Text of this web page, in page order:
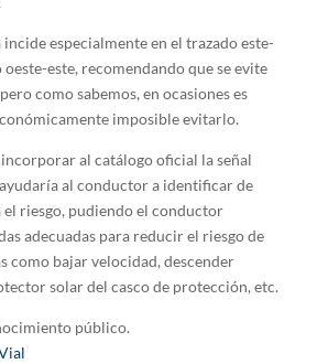
especialmente en el trazado este-
este, recomendando que se evite
como sabemos, en ocasiones es
imposible evitarlo.
al catálogo oficial la señal
al conductor a identificar de
riesgo, pudiendo el conductor
adecuadas para reducir el riesgo de
como bajar velocidad, descender
solar del casco de protección, etc.
público.